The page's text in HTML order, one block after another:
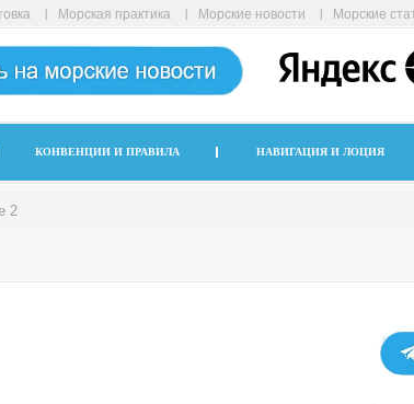
Морская практика Морские новости Морские
КОНВЕНЦИИ И ПРАВИЛА НАВИГАЦИЯ И ЛОЦИЯ
2